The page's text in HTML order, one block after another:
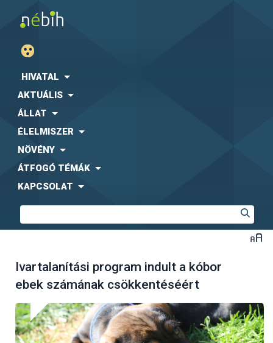
HIVATAL
AKTUÁLIS
ÁLLAT
ÉLELMISZER
NÖVÉNY
ÁTFOGÓ TÉMÁK
KAPCSOLAT
Ivartalanítási program indult a kóbor
ebek számának csökkentéséért